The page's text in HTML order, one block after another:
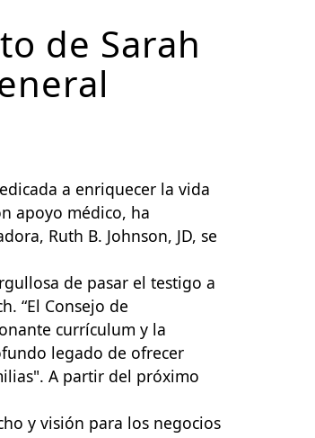
de Sarah
a enriquecer la vida
apoyo médico, ha
Ruth B. Johnson, JD, se
de pasar el testigo a
“El Consejo de
currículum y la
legado de ofrecer
A partir del próximo
y visión para los negocios